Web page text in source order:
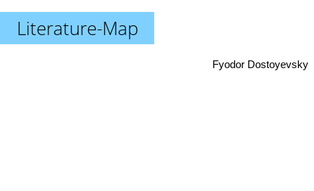
Literature-Map
Fyodor Dostoyevsky